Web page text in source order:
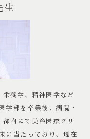
生
栄養学、精神医学など
学部を卒業後、病院・
内にて美容医療クリ
に当たっており、現在